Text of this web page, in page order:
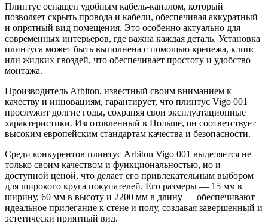
Плинтус оснащен удобным кабель-каналом, который
позволяет скрыть провода и кабели, обеспечивая аккуратный
и опрятный вид помещения. Это особенно актуально для
современных интерьеров, где важна каждая деталь. Установка
плинтуса может быть выполнена с помощью крепежа, клипс
или жидких гвоздей, что обеспечивает простоту и удобство
монтажа.
Производитель Arbiton, известный своим вниманием к
качеству и инновациям, гарантирует, что плинтус Vigo 001
прослужит долгие годы, сохраняя свои эксплуатационные
характеристики. Изготовленный в Польше, он соответствует
высоким европейским стандартам качества и безопасности.
Среди конкурентов плинтус Arbiton Vigo 001 выделяется не
только своим качеством и функциональностью, но и
доступной ценой, что делает его привлекательным выбором
для широкого круга покупателей. Его размеры — 15 мм в
ширину, 60 мм в высоту и 2200 мм в длину — обеспечивают
идеальное прилегание к стене и полу, создавая завершенный и
эстетически приятный вид.